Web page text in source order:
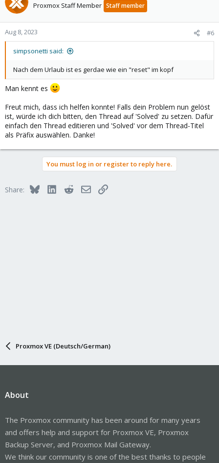
Proxmox Staff Member Staff member
Aug 8, 2023 #6
simpsonetti said:
Nach dem Urlaub ist es gerdae wie ein "reset" im kopf
Man kennt es
Freut mich, dass ich helfen konnte! Falls dein Problem nun gelöst
ist, würde ich dich bitten, den Thread auf 'Solved' zu setzen. Dafür
einfach den Thread editieren und 'Solved' vor dem Thread-Titel
als Präfix auswählen. Danke!
You must log in or register to reply here.
Share: BlueskyLinkedInRedditEmailLink
Proxmox VE (Deutsch/German)
About
The Proxmox community has been around for many years
and offers help and support for Proxmox VE, Proxmox
Backup Server, and Proxmox Mail Gateway.
We think our community is one of the best thanks to people